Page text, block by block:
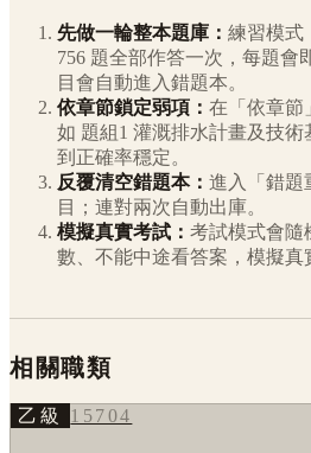
先做一輪整本題庫： 練習模式
756 題全部作答一次，每題會
目會自動進入錯題本。
依章節鎖定弱項： 在「依章節
如 題組1 灌溉排水計畫及技術
到正確率穩定。
反覆清空錯題本： 進入「錯題
目；連對兩次自動出庫。
模擬真實考試： 考試模式會隨
數、不能中途看答案，模擬真
相關職類
乙級 15704